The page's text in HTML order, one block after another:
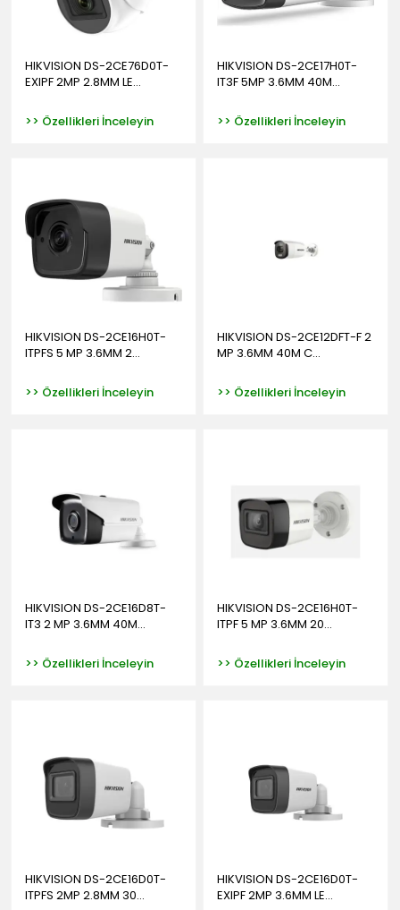
HIKVISION DS-2CE76D0T-
EXIPF 2MP 2.8MM LE...
>> Özellikleri İnceleyin
HIKVISION DS-2CE17H0T-
IT3F 5MP 3.6MM 40M...
>> Özellikleri İnceleyin
HIKVISION DS-2CE16H0T-
ITPFS 5 MP 3.6MM 2...
>> Özellikleri İnceleyin
HIKVISION DS-2CE12DFT-F 2
MP 3.6MM 40M C...
>> Özellikleri İnceleyin
HIKVISION DS-2CE16D8T-
IT3 2 MP 3.6MM 40M...
>> Özellikleri İnceleyin
HIKVISION DS-2CE16H0T-
ITPF 5 MP 3.6MM 20...
>> Özellikleri İnceleyin
HIKVISION DS-2CE16D0T-
ITPFS 2MP 2.8MM 30...
HIKVISION DS-2CE16D0T-
EXIPF 2MP 3.6MM LE...